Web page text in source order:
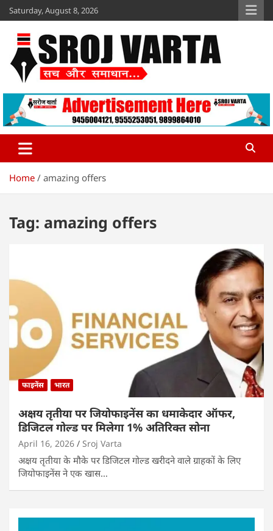
Skip
to
content
Saturday, August 8, 2026
Sroj Varta
www.srojvarta.in
Home amazing offers
Tag: amazing offers
फाइनेंस भारत
अक्षय तृतीया पर जियोफाइनेंस का धमाकेदार ऑफर,
डिजिटल गोल्ड पर मिलेगा 1% अतिरिक्त सोना
April 16, 2026 Sroj Varta
अक्षय तृतीया के मौके पर डिजिटल गोल्ड खरीदने वाले ग्राहकों के लिए
जियोफाइनेंस ने एक खास…